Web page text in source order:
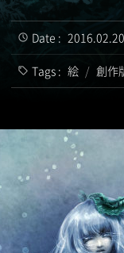
Date : 2016.02.20
Tags : 絵 / 創作